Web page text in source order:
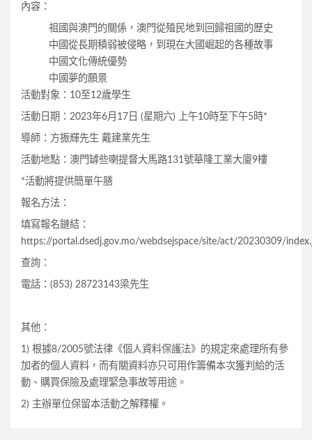
內容：
祖國與澳門的關係，澳門從殖民地到回歸祖國的歷史
中國從長期積弱被侵略，到現在大國崛起的各種故事
中國文化傳統優勢
中國夢的願景
活動對象：10至12歲學生
活動日期：2023年6月17日 (星期六) 上午10時至下午5時*
導師：方振輝先生 戴建業先生
活動地點：澳門罅些喇提督大馬路131號華隆工業大廈9樓
*活動將提供簡單午膳
報名方法：
填寫報名鏈結：
https://portal.dsedj.gov.mo/webdsejspace/site/act/20230309/
查詢：
電話：(853) 28723143梁先生
其他：
1) 根據8/2005號法律《個人資料保護法》的規定來處理所有參
加者的個人資料，而有關資料亦只可用作籌備本次獲判給的活
動、購買保險及處理緊急事故等用途。
2) 主辦單位保留本活動之解釋權。